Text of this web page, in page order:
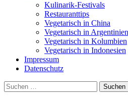
Kulinarik-Festivals
Restauranttips
Vegetarisch in China
Vegetarisch in Argentinien
Vegetarisch in Kolumbien
Vegetarisch in Indonesien
Impressum
Datenschutz
Suchen
nach: